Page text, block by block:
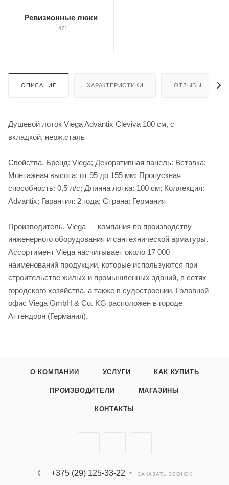
Ревизионные люки
471
ОПИСАНИЕ ХАРАКТЕРИСТИКИ ОТЗЫВЫ
Душевой лоток Viega Advantix Cleviva 100 см, с
вкладкой, нерж.сталь
Свойства. Бренд: Viega; Декоративная панель: Вставка;
Монтажная высота: от 95 до 155 мм; Пропускная
способность: 0,5 л/с; Длинна лотка: 100 см; Коллекция:
Advantix; Гарантия: 2 года; Страна: Германия
Производитель. Viega — компания по производству
инженерного оборудования и сантехнической арматуры.
Ассортимент Viega насчитывает около 17 000
наименований продукции, которые используются при
строительстве жилых и промышленных зданий, в сетях
городского хозяйства, а также в судостроении. Головной
офис Viega GmbH & Co. KG расположен в городе
Аттендорн (Германия).
О КОМПАНИИ УСЛУГИ КАК КУПИТЬ
ПРОИЗВОДИТЕЛИ МАГАЗИНЫ
КОНТАКТЫ
+375 (29) 125-33-22 ЗАКАЗАТЬ ЗВОНОК